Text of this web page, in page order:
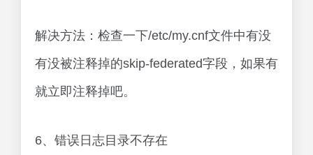
解决方法：检查一下/etc/my.cnf文件中有没
有没被注释掉的skip-federated字段，如果有
就立即注释掉吧。
6、错误日志目录不存在